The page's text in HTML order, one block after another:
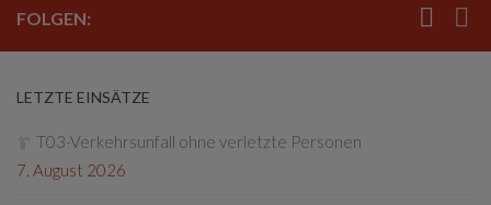
FOLGEN:
LETZTE EINSÄTZE
T03-Verkehrsunfall ohne verletzte Personen
7. August 2026